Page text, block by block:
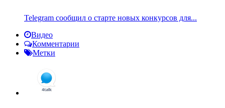
Telegram сообщил о старте новых конкурсов для...
Видео
Комментарии
Метки